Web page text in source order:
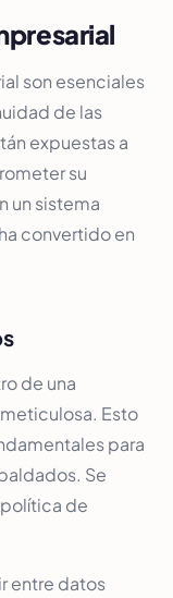
son esenciales
de las
expuestas a
su
un sistema
convertido en
de una
Esto
para
Se
de
entre datos